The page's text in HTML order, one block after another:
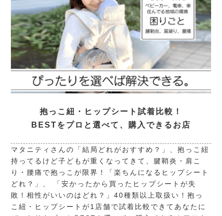
抱っこ紐・ヒップシート試着比較！
BESTをプロと選べて、購入できるお店
マタニティさんの「結局どれがおすすめ？」、抱っこ紐
持ってるけど子どもが重くなってきて、腱鞘炎・肩こ
り・腰痛で抱っこが限界！「楽ちんになるヒップシート
どれ？」、 「安かったから買ったヒップシートが失
敗！相性がいいのはどれ？」40種類以上取扱い！抱っ
こ紐・ヒップシートが1店舗で試着比較できてあなたに